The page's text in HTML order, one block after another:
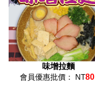
味增拉麵
會員優惠批價： NT80